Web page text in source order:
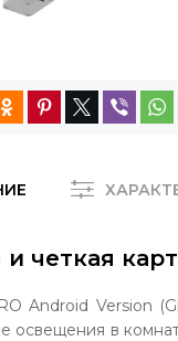
и четкая
Android Version
освещения в